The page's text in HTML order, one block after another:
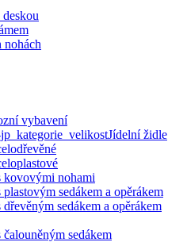
deskou
vybavení
Jídelní židle
kovovými nohami
sedákem a opěrákem
sedákem a opěrákem
sedákem